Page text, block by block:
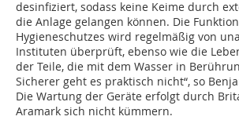
desinfiziert, sodass keine Keime durch
die Anlage gelangen können. Die
Hygieneschutzes wird regelmäßig von
Instituten überprüft, ebenso wie die
der Teile, die mit dem Wasser in
Sicherer geht es praktisch nicht“, so
Die Wartung der Geräte erfolgt durch
Aramark sich nicht kümmern.